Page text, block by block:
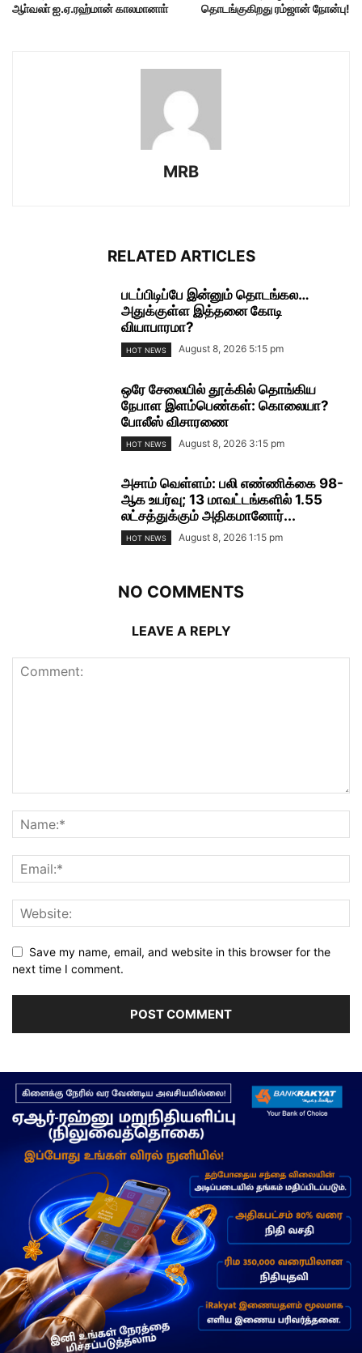
ஆா்வலா் ஐ.ஏ.ரஹ்மான் காலமானாா்
தொடங்குகிறது ரம்ஜான் நோன்பு!
MRB
RELATED ARTICLES
படப்பிடிப்பே இன்னும் தொடங்கல…
அதுக்குள்ள இத்தனை கோடி
வியாபாரமா?
HOT NEWS August 8, 2026 5:15 pm
ஒரே சேலையில் தூக்கில் தொங்கிய
நேபாள இளம்பெண்கள்: கொலையா?
போலீஸ் விசாரணை
HOT NEWS August 8, 2026 3:15 pm
அசாம் வெள்ளம்: பலி எண்ணிக்கை 98-
ஆக உயர்வு; 13 மாவட்டங்களில் 1.55
லட்சத்துக்கும் அதிகமானோர்...
HOT NEWS August 8, 2026 1:15 pm
NO COMMENTS
LEAVE A REPLY
Save my name, email, and website in this browser for the
next time I comment.